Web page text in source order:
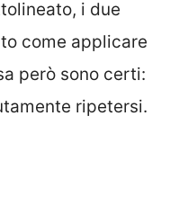
i due
come applicare
però sono certi:
ripetersi.